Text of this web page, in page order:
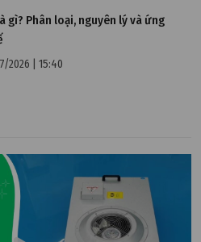
nghiệp là gì? Doanh
gì? Phân loại, nguyên lý và ứng
2026 | 15:40